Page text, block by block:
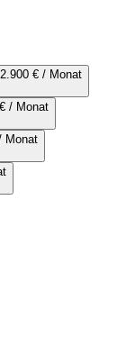
€ / Monat
/ Monat
Monat